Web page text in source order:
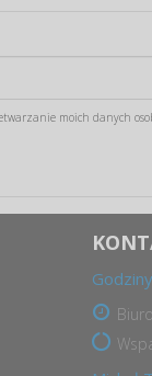
moich danych